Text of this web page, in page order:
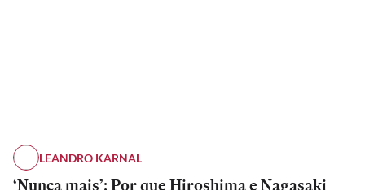
LEANDRO KARNAL
‘Nunca mais’: Por que Hiroshima e Nagasaki